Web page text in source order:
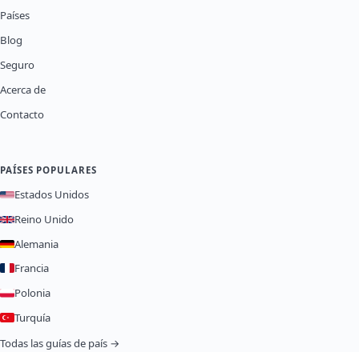
Países
Blog
Seguro
Acerca de
Contacto
PAÍSES POPULARES
Estados Unidos
Reino Unido
Alemania
Francia
Polonia
Turquía
Todas las guías de país →